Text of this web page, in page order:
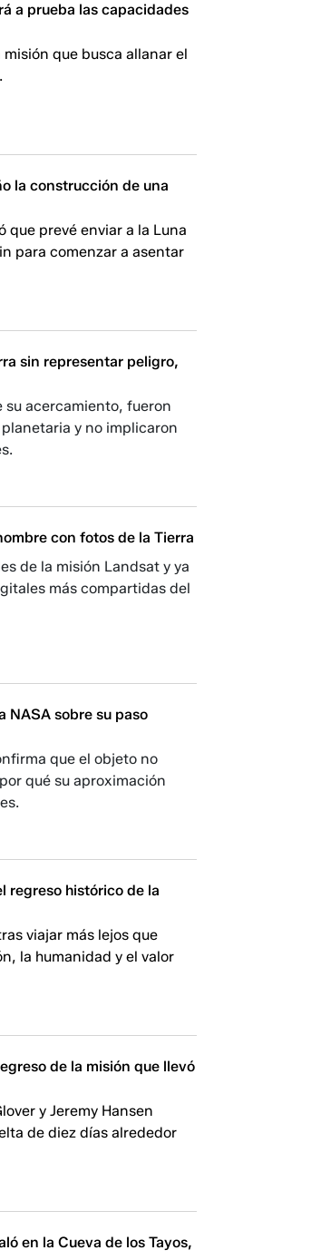
a prueba las capacidades
que busca allanar el
la construcción de una
que prevé enviar a la Luna
para comenzar a asentar
sin representar peligro,
su acercamiento, fueron
y no implicaron
con fotos de la Tierra
de la misión Landsat y ya
más compartidas del
NASA sobre su paso
que el objeto no
qué su aproximación
regreso histórico de la
viajar más lejos que
la humanidad y el valor
de la misión que llevó
y Jeremy Hansen
de diez días alrededor
en la Cueva de los Tayos,